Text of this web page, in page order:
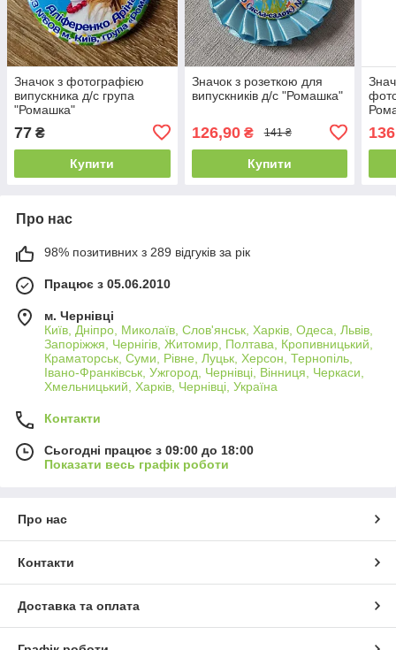
Значок з фотографією
випускника д/с група
"Ромашка"
77 ₴
Купити
Значок з розеткою для
випускників д/с "Ромашка"
126,90₴ 141 ₴
Купити
136
Про нас
98% позитивних з 289 відгуків за рік
Працює з 05.06.2010
м. Чернівці
Київ, Дніпро, Миколаїв, Слов'янськ, Харків, Одеса, Львів,
Запоріжжя, Чернігів, Житомир, Полтава, Кропивницький,
Краматорськ, Суми, Рівне, Луцьк, Херсон, Тернопіль,
Івано-Франківськ, Ужгород, Чернівці, Вінниця, Черкаси,
Хмельницький, Харків, Чернівці, Україна
Контакти
Сьогодні працює з 09:00 до 18:00
Показати весь графік роботи
Про нас
Контакти
Доставка та оплата